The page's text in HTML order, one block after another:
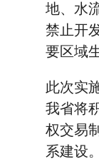
地、水
禁止开
要区域
此次实
我省将
权交易
系建设